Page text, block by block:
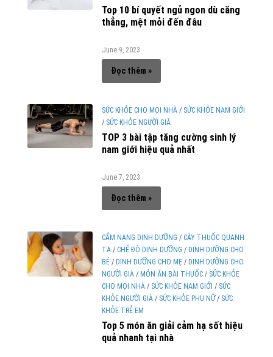
Top 10 bí quyết ngủ ngon dù căng
thẳng, mệt mỏi đến đâu
June 9, 2023
Đọc thêm »
SỨC KHỎE CHO MỌI NHÀ / SỨC KHỎE NAM GIỚI
/ SỨC KHỎE NGƯỜI GIÀ
TOP 3 bài tập tăng cường sinh lý
nam giới hiệu quả nhất
June 7, 2023
Đọc thêm »
CẨM NANG DINH DƯỠNG / CÂY THUỐC QUANH
TA / CHẾ ĐỘ DINH DƯỠNG / DINH DƯỠNG CHO
BÉ / DINH DƯỠNG CHO MẸ / DINH DƯỠNG CHO
NGƯỜI GIÀ / MÓN ĂN BÀI THUỐC / SỨC KHỎE
CHO MỌI NHÀ / SỨC KHỎE NAM GIỚI / SỨC
KHỎE NGƯỜI GIÀ / SỨC KHỎE PHỤ NỮ/ SỨC
KHỎE TRẺ EM
Top 5 món ăn giải cảm hạ sốt hiệu
quả nhanh tại nhà